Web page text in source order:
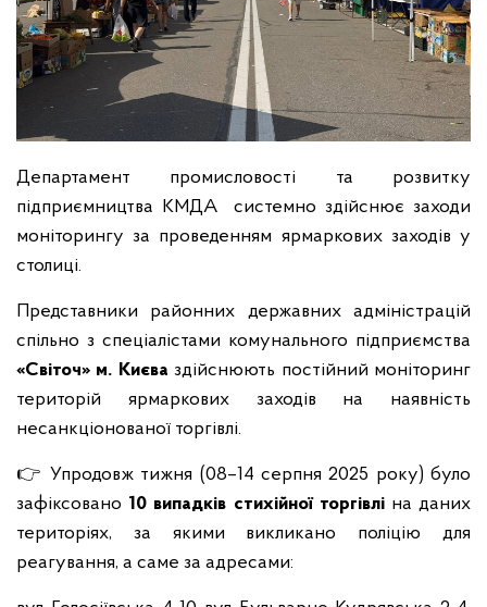
Департамент промисловості та розвитку
підприємництва КМДА системно здійснює заходи
моніторингу за проведенням ярмаркових заходів у
столиці.
Представники районних державних адміністрацій
спільно з спеціалістами комунального підприємства
«Світоч» м. Києва здійснюють постійний моніторинг
територій ярмаркових заходів на наявність
несанкціонованої торгівлі.
👉 Упродовж тижня (08–14 серпня 2025 року) було
зафіксовано 10 випадків стихійної торгівліна даних
територіях, за якими викликано поліцію для
реагування, а саме за адресами: